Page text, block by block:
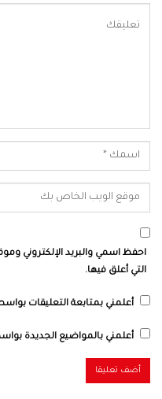
احفظ اسمي والبريد الإلكتروني
التي أعلق فيها.
أعلمني بمتابعة التعليقات
أعلمني بالمواضيع الجديدة